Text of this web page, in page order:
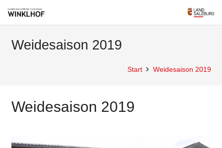
Weidesaison 2019
Start Weidesaison 2019
Weidesaison 2019